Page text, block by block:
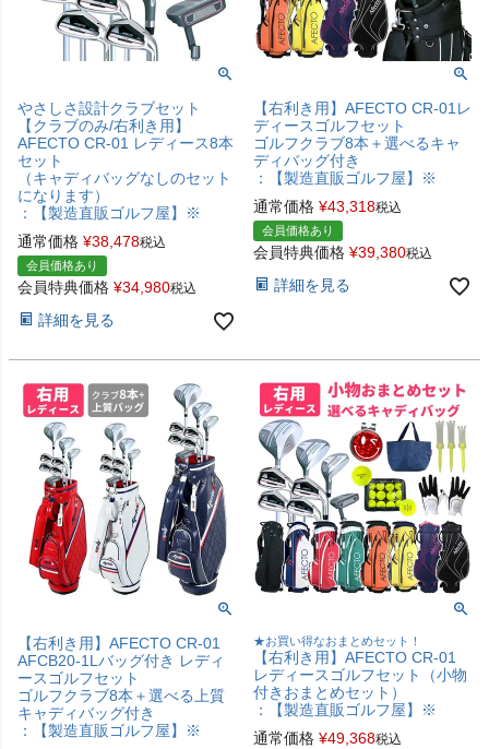
やさしさ設計クラブセット
【クラブのみ/右利き用】
AFECTO CR-01 レディース8本
セット
（キャディバッグなしのセット
になります）
：【製造直販ゴルフ屋】※
通常価格 ¥38,478税込
会員価格あり
会員特典価格 ¥34,980税込
詳細を見る
【右利き用】AFECTO CR-01レ
ディースゴルフセット
ゴルフクラブ8本＋選べるキャ
ディバッグ付き
：【製造直販ゴルフ屋】※
通常価格 ¥43,318税込
会員価格あり
会員特典価格 ¥39,380税込
詳細を見る
【右利き用】AFECTO CR-01
AFCB20-1Lバッグ付き レディ
ースゴルフセット
ゴルフクラブ8本＋選べる上質
キャディバッグ付き
：【製造直販ゴルフ屋】※
★お買い得なおまとめセット！
【右利き用】AFECTO CR-01
レディースゴルフセット（小物
付きおまとめセット）
：【製造直販ゴルフ屋】※
通常価格 ¥49,368税込